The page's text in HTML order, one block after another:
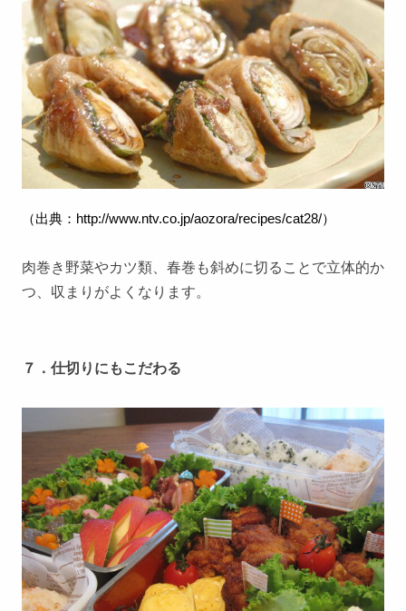
（出典： http://www.ntv.co.jp/aozora/recipes/cat28/）
肉巻き野菜やカツ類、春巻も斜めに切ることで立体的か
つ、収まりがよくなります。
７．仕切りにもこだわる